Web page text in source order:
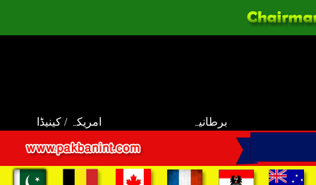
امریکہ / کینیڈا برطانیہ